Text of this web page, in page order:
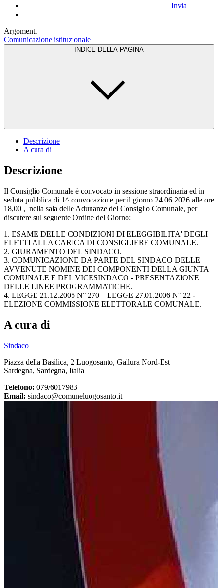
Invia
Argomenti
Comunicazione istituzionale
INDICE DELLA PAGINA
Descrizione
A cura di
Descrizione
Il Consiglio Comunale è convocato in sessione straordinaria ed in
seduta pubblica di 1^ convocazione per il giorno 24.06.2026 alle ore
18,00 , nella sala delle Adunanze del Consiglio Comunale, per
discutere sul seguente Ordine del Giorno:
1. ESAME DELLE CONDIZIONI DI ELEGGIBILITA' DEGLI
ELETTI ALLA CARICA DI CONSIGLIERE COMUNALE.
2. GIURAMENTO DEL SINDACO.
3. COMUNICAZIONE DA PARTE DEL SINDACO DELLE
AVVENUTE NOMINE DEI COMPONENTI DELLA GIUNTA
COMUNALE E DEL VICESINDACO - PRESENTAZIONE
DELLE LINEE PROGRAMMATICHE.
4. LEGGE 21.12.2005 N° 270 – LEGGE 27.01.2006 N° 22 -
ELEZIONE COMMISSIONE ELETTORALE COMUNALE.
A cura di
Sindaco
Piazza della Basilica, 2 Luogosanto, Gallura Nord-Est
Sardegna, Sardegna, Italia
Telefono: 079/6017983
Email: sindaco@comuneluogosanto.it